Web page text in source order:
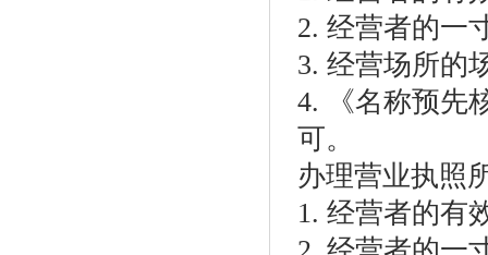
2. 经营者的一
3. 经营场所的
4. 《名称预先
可。
办理营业执照
1. 经营者的有